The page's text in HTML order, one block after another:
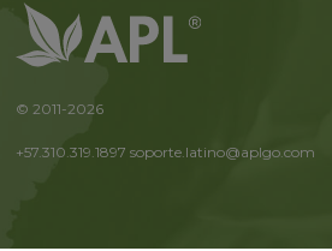
© 2011-2026
+57.310.319.1897 soporte.latino@aplgo.com